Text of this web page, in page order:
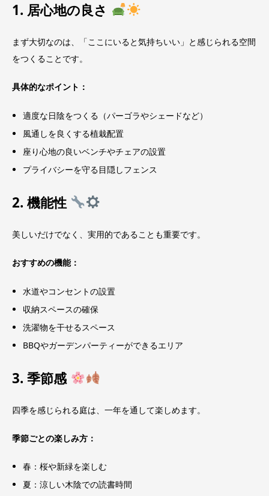
1. 居心地の良さ
まず大切なのは、「ここにいると気持ちいい」と感じられる空間
をつくることです。
具体的なポイント：
適度な日陰をつくる（パーゴラやシェードなど）
風通しを良くする植栽配置
座り心地の良いベンチやチェアの設置
プライバシーを守る目隠しフェンス
2. 機能性
美しいだけでなく、実用的であることも重要です。
おすすめの機能：
水道やコンセントの設置
収納スペースの確保
洗濯物を干せるスペース
BBQやガーデンパーティーができるエリア
3. 季節感
四季を感じられる庭は、一年を通して楽しめます。
季節ごとの楽しみ方：
春：桜や新緑を楽しむ
夏：涼しい木陰での読書時間